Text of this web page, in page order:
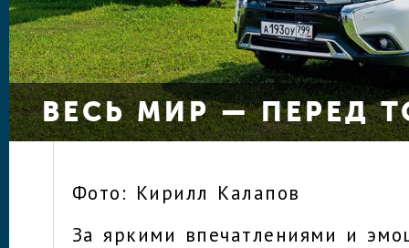
ВЕСЬ МИР — ПЕРЕД
Фото: Кирилл Калапов
За яркими впечатлениями и